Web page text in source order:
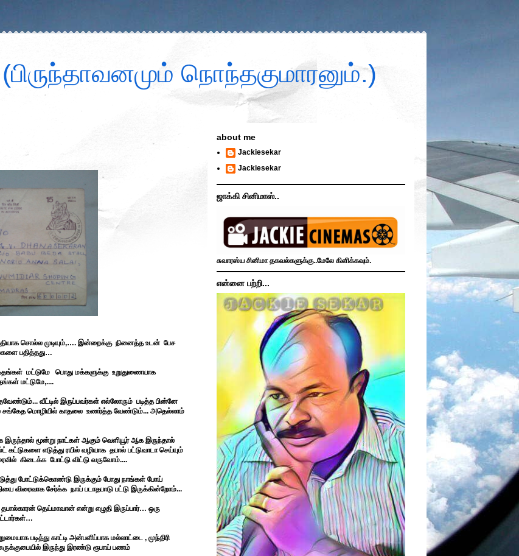
நொந்தகுமாரனும்.)
சொல்ல முடியும்,…. இன்றைக்கு நினைத்த உடன் பேச
பதித்தது…
மட்டுமே பொது மக்களுக்கு உறுதுணையாக
மட்டுமே,....
வீட்டில் இருப்பவர்கள் எல்லோரும் படித்த பின்னே
சங்கேத மொழியில் காதலை உணர்த்த வேண்டும்... அதெல்லாம்
இருந்தால் மூன்று நாட்கள் ஆகும் வெளியூர் ஆக இருந்தால்
எடுத்து ரயில் வழியாக தபால் பட்டுவாடா செய்யும்
கிடைக்க போட்டு விட்டு வருவோம்....
போட்டுக்கொண்டு இருக்கும் போது நாங்கள் போய்
விரைவாக சேர்க்க நாய் படாதபாடு பட்டு இருக்கின்றோம்...
தபால்காரன் தெய்மாவான் என்று எழுதி இருப்பார்… ஒரு
…
படித்து காட்டி அன்பளிப்பாக மல்லாட்டை , முந்திரி
இருந்து இரண்டு ரூபாய் பணம்
about me
Jackiesekar
Jackiesekar
ஜாக்கி சினிமாஸ்..
சுவாரஸ்ய சினிமா தகவல்களுக்கு..மேலே கிளிக்கவும்.
என்னை பற்றி...